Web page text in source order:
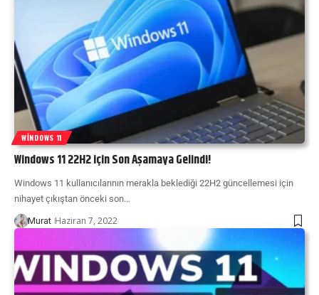
WINDOWS 11
Windows 11 22H2 için Son Aşamaya Gelindi!
Windows 11 kullanıcılarının merakla beklediği 22H2 güncellemesi için
nihayet çıkıştan önceki son…
Murat Haziran 7, 2022